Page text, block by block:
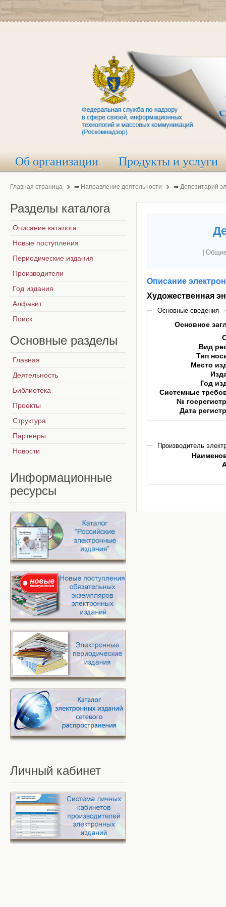
Об организации Продукты и услуги
Главная страница ⇒ Направление деятельности ⇒ Депозитарий
Описание
Художественная
Основные сведения
Основное
Вид
Тип
Место
Год
Системные
№
Дата
Производитель
Разделы каталога
Описание каталога
Новые поступления
Периодические издания
Производители
Год издания
Алфавит
Поиск
Основные разделы
Главная
Деятельность
Библиотека
Проекты
Структура
Партнеры
Новости
Информационные
ресурсы
Личный кабинет